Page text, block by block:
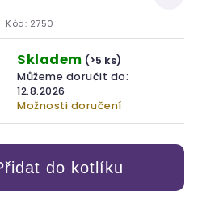
Kód: 2750
Skladem (>5 ks)
Můžeme doručit do:
12.8.2026
Možnosti doručení
do kotlíku